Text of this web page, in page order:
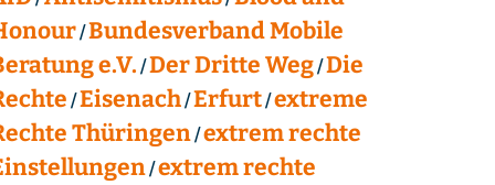
Bundesverband Mobile
e.V. Der Dritte Weg Die
Eisenach Erfurt extreme
Thüringen extrem rechte
extrem rechte